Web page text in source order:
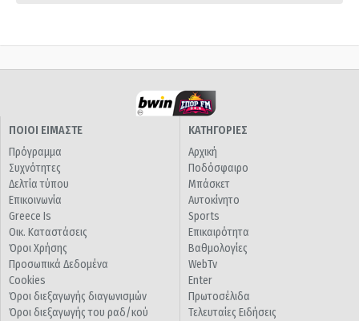
ΠΟΙΟΙ ΕΙΜΑΣΤΕ
Πρόγραμμα
Συχνότητες
Δελτία τύπου
Επικοινωνία
Greece Is
Οικ. Καταστάσεις
Όροι Χρήσης
Προσωπικά Δεδομένα
Cookies
Όροι διεξαγωγής διαγωνισμών
Όροι διεξαγωγής του ραδ/κού
ΚΑΤΗΓΟΡΙΕΣ
Αρχική
Ποδόσφαιρο
Μπάσκετ
Αυτοκίνητο
Sports
Επικαιρότητα
Βαθμολογίες
WebTv
Enter
Πρωτοσέλιδα
Τελευταίες Ειδήσεις